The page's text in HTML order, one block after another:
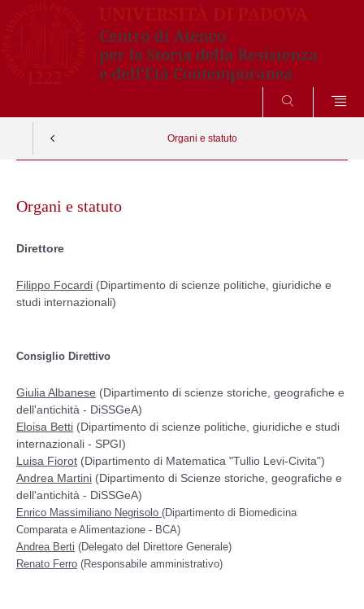
SEARCH
Organi e statuto
contentOrgani e statuto
Direttore
Filippo Focardi (Dipartimento di scienze politiche, giuridiche e
studi internazionali)
Consiglio Direttivo
Giulia Albanese (Dipartimento di scienze storiche, geografiche e
dell'antichità - DiSSGeA)
Eloisa Betti (Dipartimento di scienze politiche, giuridiche e studi
internazionali - SPGI)
Luisa Fiorot (Dipartimento di Matematica "Tullio Levi-Civita")
Andrea Martini (Dipartimento di Scienze storiche, geografiche e
dell'antichità - DiSSGeA)
Enrico Massimiliano Negrisolo (Dipartimento di Biomedicina
Comparata e Alimentazione - BCA)
Andrea Berti (Delegato del Direttore Generale)
Renato Ferro (Responsabile amministrativo)